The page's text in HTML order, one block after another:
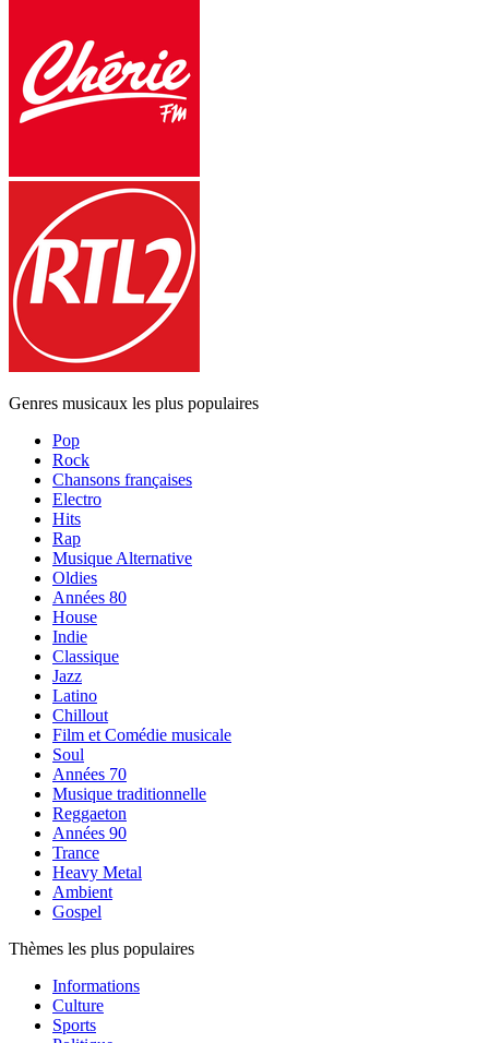
Genres musicaux les plus populaires
Pop
Rock
Chansons françaises
Electro
Hits
Rap
Musique Alternative
Oldies
Années 80
House
Indie
Classique
Jazz
Latino
Chillout
Film et Comédie musicale
Soul
Années 70
Musique traditionnelle
Reggaeton
Années 90
Trance
Heavy Metal
Ambient
Gospel
Thèmes les plus populaires
Informations
Culture
Sports